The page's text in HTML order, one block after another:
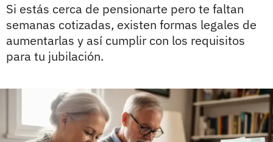
Si estás cerca de pensionarte pero te faltan
semanas cotizadas, existen formas legales de
aumentarlas y así cumplir con los requisitos
para tu jubilación.